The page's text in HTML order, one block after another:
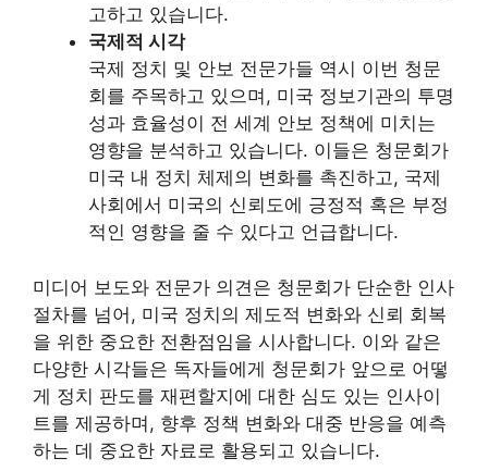
고하고 있습니다.
국제적 시각
국제 정치 및 안보 전문가들 역시 이번 청문
회를 주목하고 있으며, 미국 정보기관의 투명
성과 효율성이 전 세계 안보 정책에 미치는
영향을 분석하고 있습니다. 이들은 청문회가
미국 내 정치 체제의 변화를 촉진하고, 국제
사회에서 미국의 신뢰도에 긍정적 혹은 부정
적인 영향을 줄 수 있다고 언급합니다.
미디어 보도와 전문가 의견은 청문회가 단순한 인사
절차를 넘어, 미국 정치의 제도적 변화와 신뢰 회복
을 위한 중요한 전환점임을 시사합니다. 이와 같은
다양한 시각들은 독자들에게 청문회가 앞으로 어떻
게 정치 판도를 재편할지에 대한 심도 있는 인사이
트를 제공하며, 향후 정책 변화와 대중 반응을 예측
하는 데 중요한 자료로 활용되고 있습니다.